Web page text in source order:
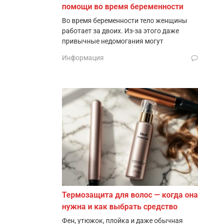
помощи во время беременности
Во время беременности тело женщины
работает за двоих. Из-за этого даже
привычные недомогания могут
Информация
Термозащита для волос — когда она
нужна и как выбрать средство
Фен, утюжок, плойка и даже обычная